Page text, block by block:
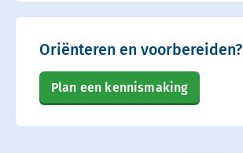
Oriënteren en voorbereiden?
Plan een kennismaking